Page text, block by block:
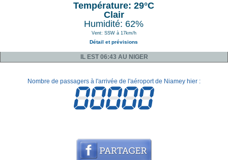
Température: 29°C
Clair
Humidité: 62%
Vent: SSW à 17km/h
Détail et prévisions
IL EST 06:43 AU NIGER
Nombre de passagers à l'arrivée de l'aéroport de Niamey hier :